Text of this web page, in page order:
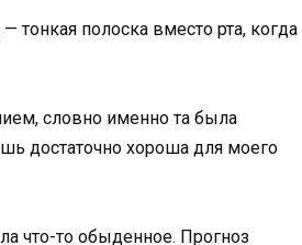
полоска вместо рта, когда
словно именно та была
достаточно хороша для моего
что-то обыденное. Прогноз